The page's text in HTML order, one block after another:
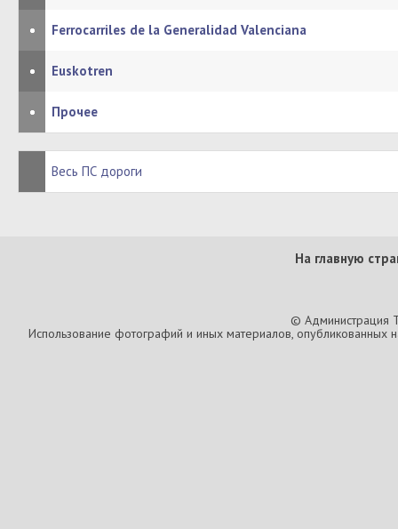
• Ferrocarriles de la Generalidad Valenciana
• Euskotren
• Прочее
Весь ПС дороги
На главную
© Администрация
Использование фотографий и иных материалов, опубликованных